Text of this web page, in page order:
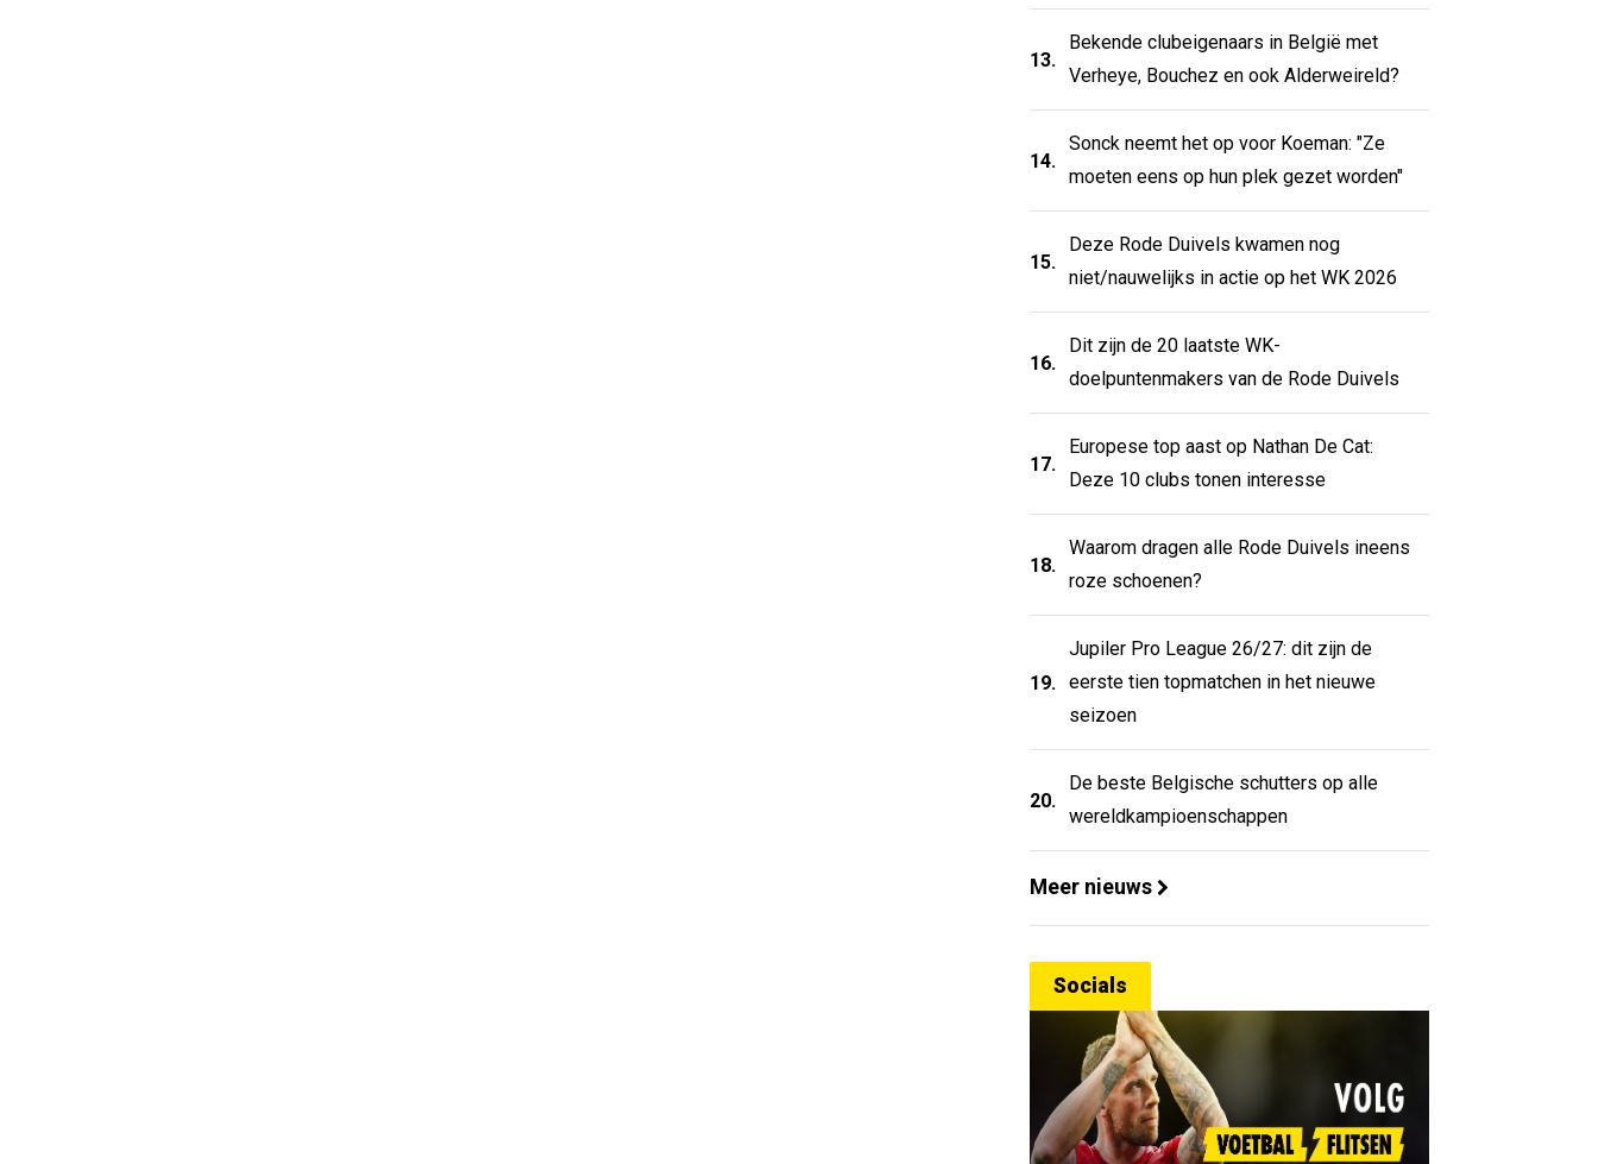
13.
Bekende clubeigenaars in België met
Verheye, Bouchez en ook Alderweireld?
14.
Sonck neemt het op voor Koeman: "Ze
moeten eens op hun plek gezet worden"
15.
Deze Rode Duivels kwamen nog
niet/nauwelijks in actie op het WK 2026
16.
Dit zijn de 20 laatste WK-
doelpuntenmakers van de Rode Duivels
17.
Europese top aast op Nathan De Cat:
Deze 10 clubs tonen interesse
18.
Waarom dragen alle Rode Duivels ineens
roze schoenen?
19.
Jupiler Pro League 26/27: dit zijn de
eerste tien topmatchen in het nieuwe
seizoen
20.
De beste Belgische schutters op alle
wereldkampioenschappen
Meer nieuws
Socials